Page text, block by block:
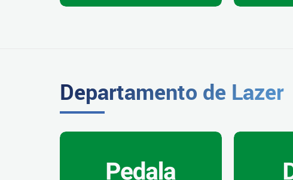
Departamento de Lazer